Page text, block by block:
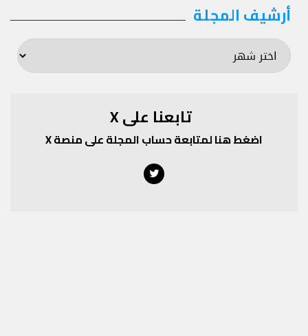
أرشيف المجلة أرشيف
المجلة
تابعنا على X
اضغط هنا لمتابعة حساب المجلة على منصة X
Twitter